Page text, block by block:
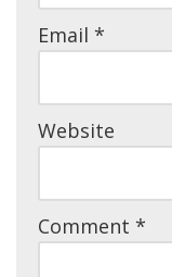
Email *
Website
Comment *